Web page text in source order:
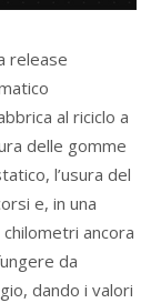
release
al riciclo a
delle gomme
l’usura del
e, in una
ancora
da
dando i valori